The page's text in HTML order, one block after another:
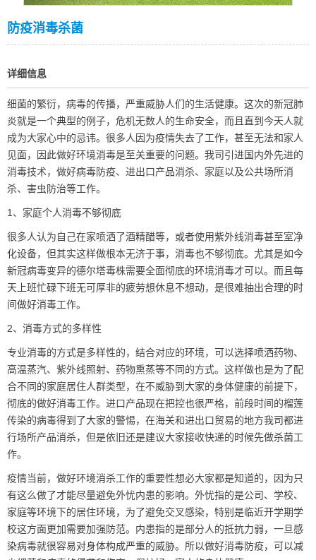
防疫消毒杀菌
详细信息
细菌的繁衍，病毒的传播，严重威胁人们的生活健康。这次的新冠肺
炎就是一个典型的例子，危机无数人的生命安全，而且直到今天人就
成为大家心中的忌讳。很多人因为疫情失去了工作，甚至无法和家人
见面，因此做好环境消毒是至关重要的问题。我司引进国内外先进的
消毒技术，做好病毒防疫、进出口产品消杀、家庭以及公共场所消
杀、害虫防治等工作。
1、家庭个人消毒不够彻底
很多人认为自己在家喷洒了酒精醋等，或者使用紫外线消毒甚至室净
化设备，但其实这样做根本无济于事，消毒也不够彻底。尤其是如今
新冠病毒变异的德尔塔毒株需要全面彻底的环境消毒才可以。而且每
天上班忙碌下班无可厚非的疲劳想休息不想动，是很难抽出合理的时
间做好消毒工作。
2、消毒方式的多样性
专业消毒的方式是多样性的，结合对应的环境，可以选择喷洒药物、
高温蒸汽、紫外线照射、药物熏蒸等不同的方式。这样做也是为了配
合不同的家庭居住人群类型，在不威胁到大家的身体健康的前提下，
彻底的做好消毒工作。进口产品现在把控也很严格，前段时间的榴莲
传染的病毒得到了大家的警惕，在海关和进出口贸易的地方我司都进
行场所产品消杀，但是依旧还是建议大家接收快递的时候先做杀菌工
作。
疫情当前，做好环境消杀工作的重要性想必大家都是知道的，因为只
有这么做了才能尽量避免外忧内患的影响。外忧指的是公司、学校、
家庭等环境下的居住环境，为了避免交叉感染，特别是临近开学期学
校这方面更加需要加强防范。内患指的是部分人的抵抗力弱，一旦感
染病毒就很容易对身体构成严重的威胁。所以做好消毒防疫，可以减